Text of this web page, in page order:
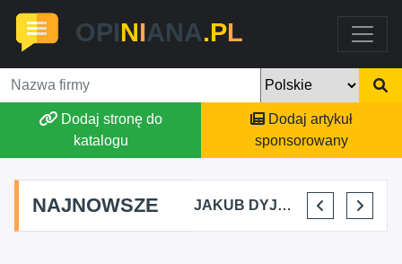
OPINIANA.PL
Dodaj stronę do
katalogu
Dodaj artykuł
sponsorowany
NAJNOWSZE
MARTA BRACHA JAKUB DYJAKIEWICZ POLISH LODA